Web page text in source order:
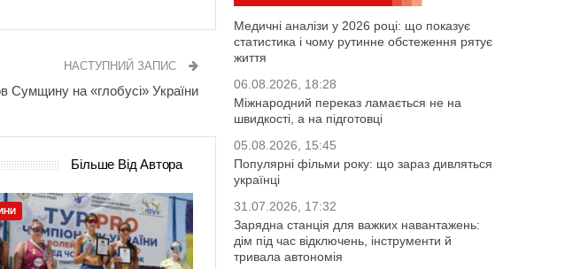
НАСТУПНИЙ ЗАПИС
Сумщину на «глобусі» України
Більше Від Автора
Медичні аналізи у 2026 році: що показує
статистика і чому рутинне обстеження рятує
життя
06.08.2026, 18:28
Міжнародний переказ ламається не на
швидкості, а на підготовці
05.08.2026, 15:45
Популярні фільми року: що зараз дивляться
українці
31.07.2026, 17:32
Зарядна станція для важких навантажень:
дім під час відключень, інструменти й
тривала автономія